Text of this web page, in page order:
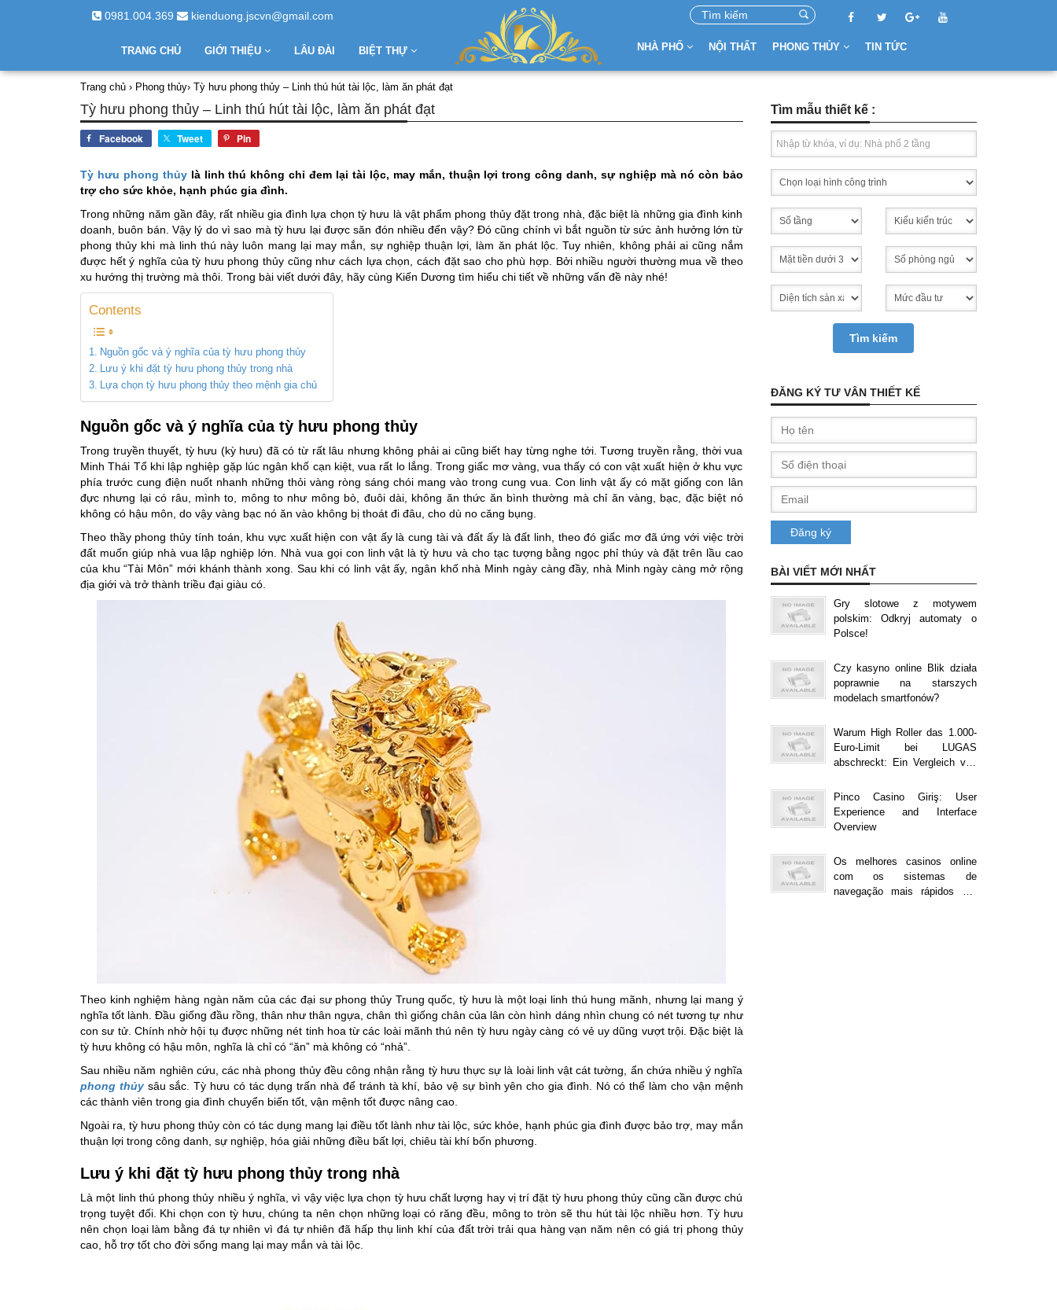
0981.004.369 kienduong.jscvn@gmail.com
TRANG CHỦ GIỚI THIỆU LÂU ĐÀI BIỆT THỰ NHÀ PHỐ NỘI THẤT PHONG THỦY TIN TỨC
Trang chủ › Phong thủy› Tỳ hưu phong thủy – Linh thú hút tài lộc, làm ăn phát đạt
Tỳ hưu phong thủy – Linh thú hút tài lộc, làm ăn phát đạt
Facebook Tweet Pin
Tỳ hưu phong thủylà linh thú không chỉ đem lại tài lộc, may mắn, thuận lợi trong công danh, sự nghiệp mà nó còn bảo
trợ cho sức khỏe, hạnh phúc gia đình.
Trong những năm gần đây, rất nhiều gia đình lựa chọn tỳ hưu là vật phẩm phong thủy đặt trong nhà, đặc biệt là những gia đình kinh
doanh, buôn bán. Vậy lý do vì sao mà tỳ hưu lại được săn đón nhiều đến vậy? Đó cũng chính vì bắt nguồn từ sức ảnh hưởng lớn từ
phong thủy khi mà linh thú này luôn mang lại may mắn, sự nghiệp thuận lợi, làm ăn phát lộc. Tuy nhiên, không phải ai cũng nắm
được hết ý nghĩa của tỳ hưu phong thủy cũng như cách lựa chọn, cách đặt sao cho phù hợp. Bởi nhiều người thường mua về theo
xu hướng thị trường mà thôi. Trong bài viết dưới đây, hãy cùng Kiến Dương tìm hiểu chi tiết về những vấn đề này nhé!
Contents
Nguồn gốc và ý nghĩa của tỳ hưu phong thủy
Lưu ý khi đặt tỳ hưu phong thủy trong nhà
Lựa chọn tỳ hưu phong thủy theo mệnh gia chủ
Nguồn gốc và ý nghĩa của tỳ hưu phong thủy
Trong truyền thuyết, tỳ hưu (kỳ hưu) đã có từ rất lâu nhưng không phải ai cũng biết hay từng nghe tới. Tương truyền rằng, thời vua
Minh Thái Tổ khi lập nghiệp gặp lúc ngân khố cạn kiệt, vua rất lo lắng. Trong giấc mơ vàng, vua thấy có con vật xuất hiện ở khu vực
phía trước cung điện nuốt nhanh những thỏi vàng ròng sáng chói mang vào trong cung vua. Con linh vật ấy có mặt giống con lân
đực nhưng lại có râu, mình to, mông to như mông bò, đuôi dài, không ăn thức ăn bình thường mà chỉ ăn vàng, bạc, đặc biệt nó
không có hậu môn, do vậy vàng bạc nó ăn vào không bị thoát đi đâu, cho dù no căng bụng.
Theo thầy phong thủy tính toán, khu vực xuất hiện con vật ấy là cung tài và đất ấy là đất linh, theo đó giấc mơ đã ứng với việc trời
đất muốn giúp nhà vua lập nghiệp lớn. Nhà vua gọi con linh vật là tỳ hưu và cho tạc tượng bằng ngọc phỉ thúy và đặt trên lầu cao
của khu “Tài Môn” mới khánh thành xong. Sau khi có linh vật ấy, ngân khố nhà Minh ngày càng đầy, nhà Minh ngày càng mở rộng
địa giới và trở thành triều đại giàu có.
Theo kinh nghiệm hàng ngàn năm của các đại sư phong thủy Trung quốc, tỳ hưu là một loại linh thú hung mãnh, nhưng lại mang ý
nghĩa tốt lành. Đầu giống đầu rồng, thân như thân ngựa, chân thì giống chân của lân còn hình dáng nhìn chung có nét tương tự như
con sư tử. Chính nhờ hội tụ được những nét tinh hoa từ các loài mãnh thú nên tỳ hưu ngày càng có vẻ uy dũng vượt trội. Đặc biệt là
tỳ hưu không có hậu môn, nghĩa là chỉ có “ăn” mà không có “nhả”.
Sau nhiều năm nghiên cứu, các nhà phong thủy đều công nhận rằng tỳ hưu thực sự là loài linh vật cát tường, ẩn chứa nhiều ý nghĩa
phong thủysâu sắc. Tỳ hưu có tác dụng trấn nhà để tránh tà khí, bảo vệ sự bình yên cho gia đình. Nó có thể làm cho vận mệnh
các thành viên trong gia đình chuyển biến tốt, vận mệnh tốt được nâng cao.
Ngoài ra, tỳ hưu phong thủy còn có tác dụng mang lại điều tốt lành như tài lộc, sức khỏe, hạnh phúc gia đình được bảo trợ, may mắn
thuận lợi trong công danh, sự nghiệp, hóa giải những điều bất lợi, chiêu tài khí bốn phương.
Lưu ý khi đặt tỳ hưu phong thủy trong nhà
Là một linh thú phong thủy nhiều ý nghĩa, vì vậy việc lựa chọn tỳ hưu chất lượng hay vị trí đặt tỳ hưu phong thủy cũng cần được chú
trọng tuyệt đối. Khi chọn con tỳ hưu, chúng ta nên chọn những loại có răng đều, mông to tròn sẽ thu hút tài lộc nhiều hơn. Tỳ hưu
nên chọn loại làm bằng đá tự nhiên vì đá tự nhiên đã hấp thụ linh khí của đất trời trải qua hàng vạn năm nên có giá trị phong thủy
cao, hỗ trợ tốt cho đời sống mang lại may mắn và tài lộc.
Tìm mẫu thiết kế :
ĐĂNG KÝ TƯ VÂN THIẾT KẾ
BÀI VIẾT MỚI NHẤT
Gry slotowe z motywem
polskim: Odkryj automaty o
Polsce!
Czy kasyno online Blik działa
poprawnie na starszych
modelach smartfonów?
Warum High Roller das 1.000-
Euro-Limit bei LUGAS
abschreckt: Ein Vergleich von
Pinco Casino Giriş: User
Experience and Interface
Overview
Os melhores casinos online
com os sistemas de
navegação mais rápidos em